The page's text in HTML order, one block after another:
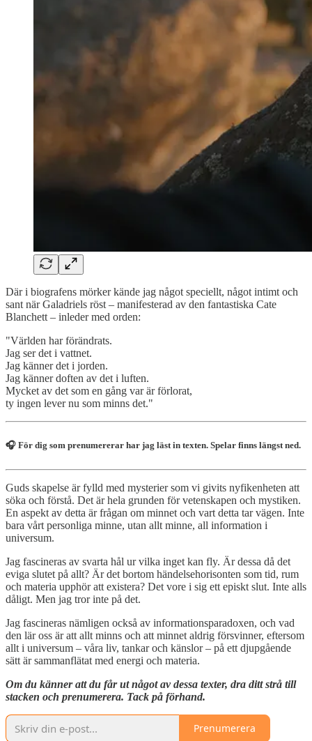
Där i biografens mörker kände jag något speciellt, något intimt och
sant när Galadriels röst – manifesterad av den fantastiska Cate
Blanchett – inleder med orden:
"Världen har förändrats.
Jag ser det i vattnet.
Jag känner det i jorden.
Jag känner doften av det i luften.
Mycket av det som en gång var är förlorat,
ty ingen lever nu som minns det."
🎧 För dig som prenumererar har jag läst in texten. Spelar finns längst ned.
Guds skapelse är fylld med mysterier som vi givits nyfikenheten att
söka och förstå. Det är hela grunden för vetenskapen och mystiken.
En aspekt av detta är frågan om minnet och vart detta tar vägen. Inte
bara vårt personliga minne, utan allt minne, all information i
universum.
Jag fascineras av svarta hål ur vilka inget kan fly. Är dessa då det
eviga slutet på allt? Är det bortom händelsehorisonten som tid, rum
och materia upphör att existera? Det vore i sig ett episkt slut. Inte alls
dåligt. Men jag tror inte på det.
Jag fascineras nämligen också av informationsparadoxen, och vad
den lär oss är att allt minns och att minnet aldrig försvinner, eftersom
allt i universum – våra liv, tankar och känslor – på ett djupgående
sätt är sammanflätat med energi och materia.
Om du känner att du får ut något av dessa texter, dra ditt strå till
stacken och prenumerera. Tack på förhand.
Prenumerera